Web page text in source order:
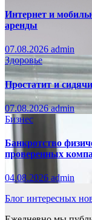
Интернет и
аренды
07.08.2026 admin
Здоровье
Простатит и
07.08.2026admin
Бизнес
Банкротство
проверенных
04.08.2026 admin
Блог интересных